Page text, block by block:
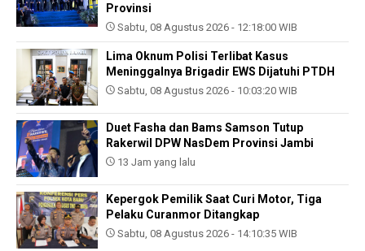
Provinsi
Sabtu, 08 Agustus 2026 - 12:18:00 WIB
Lima Oknum Polisi Terlibat Kasus
Meninggalnya Brigadir EWS Dijatuhi PTDH
Sabtu, 08 Agustus 2026 - 10:03:20 WIB
Duet Fasha dan Bams Samson Tutup
Rakerwil DPW NasDem Provinsi Jambi
13 Jam yang lalu
Kepergok Pemilik Saat Curi Motor, Tiga
Pelaku Curanmor Ditangkap
Sabtu, 08 Agustus 2026 - 14:10:35 WIB